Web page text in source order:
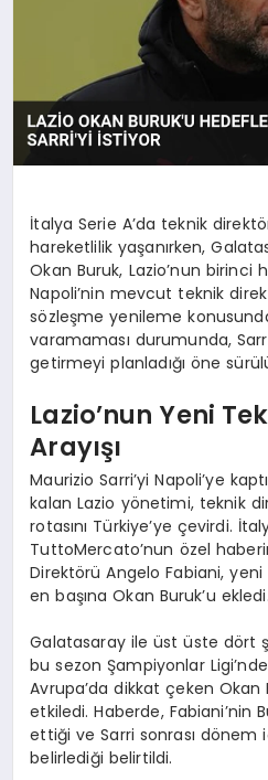
YAŞAM
İtalya Serie A’da teknik
hareketlilik yaşanırken,
Okan Buruk, Lazio’nun birinci
Napoli’nin mevcut teknik
sözleşme yenileme
varamaması durumunda,
getirmeyi planladığı öne
Lazio’nun Yeni
Arayışı
Maurizio Sarri’yi Napoli’ye
kalan Lazio yönetimi, teknik
rotasını Türkiye’ye çevirdi.
TuttoMercato’nun özel
Direktörü Angelo Fabiani,
en başına Okan Buruk’u ekledi.
Galatasaray ile üst üste dört
bu sezon Şampiyonlar
Avrupa’da dikkat çeken
etkiledi. Haberde, Fabiani’nin
ettiği ve Sarri sonrası dönem
belirlediği belirtildi.